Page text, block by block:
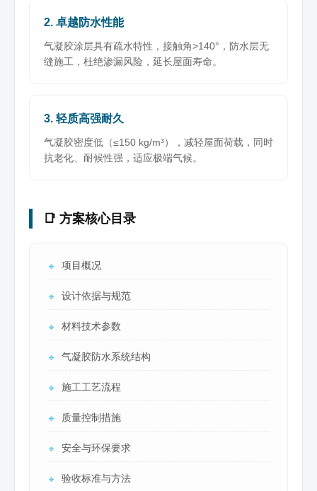
2. 卓越防水性能
气凝胶涂层具有疏水特性，接触角>140°，防水层无
缝施工，杜绝渗漏风险，延长屋面寿命。
3. 轻质高强耐久
气凝胶密度低（≤150 kg/m³），减轻屋面荷载，同时
抗老化、耐候性强，适应极端气候。
📑 方案核心目录
🔹 项目概况
🔹 设计依据与规范
🔹 材料技术参数
🔹 气凝胶防水系统结构
🔹 施工工艺流程
🔹 质量控制措施
🔹 安全与环保要求
🔹 验收标准与方法